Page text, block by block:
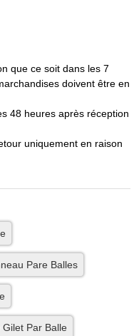
que ce soit dans les 7
doivent être en
48 heures après réception
uniquement en raison
Pare Balles
Gilet Par Balle